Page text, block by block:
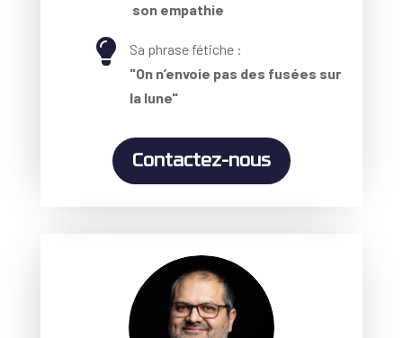
son empathie

Sa phrase fétiche :
"On n’envoie pas des fusées sur
la lune"
Contactez-nous